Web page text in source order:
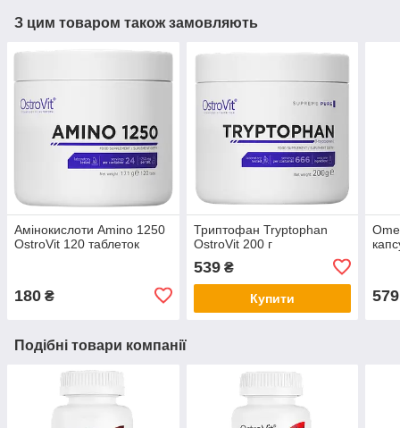
З цим товаром також замовляють
Амінокислоти Amino 1250
OstroVit 120 таблеток
180 ₴
Триптофан Tryptophan
OstroVit 200 г
539₴
Купити 579
Подібні товари компанії